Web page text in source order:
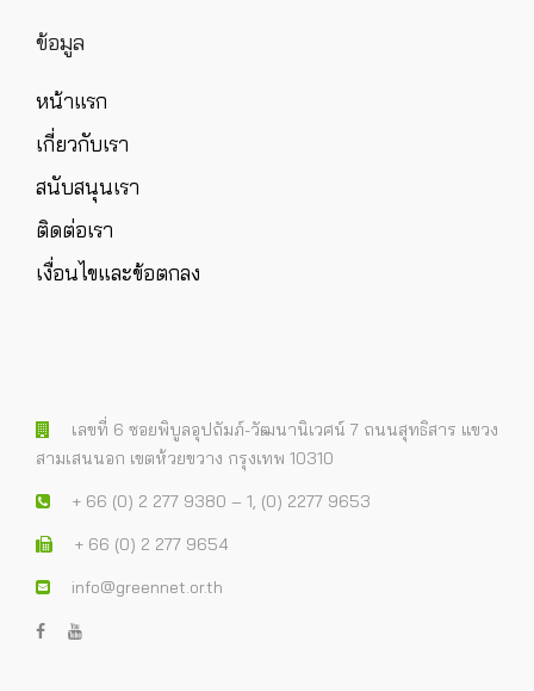
ข้อมูล
หน้าแรก
เกี่ยวกับเรา
สนับสนุนเรา
ติดต่อเรา
เงื่อนไขและข้อตกลง
เลขที่ 6 ซอยพิบูลอุปถัมภ์-วัฒนานิเวศน์ 7 ถนนสุทธิสาร แขวง
สามเสนนอก เขตห้วยขวาง กรุงเทพ 10310
+ 66 (0) 2 277 9380 – 1, (0) 2277 9653
+ 66 (0) 2 277 9654
info@greennet.or.th